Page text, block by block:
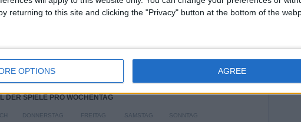
returning to this site and clicking the "Privacy" button at the bottom of the
OPTIONS AGREE
Memorial Paolo Rossi
5 (33,33%)
DER SPIELE PRO WOCHENTAG
DONNERSTAG FREITAG SAMSTAG SONNTAG